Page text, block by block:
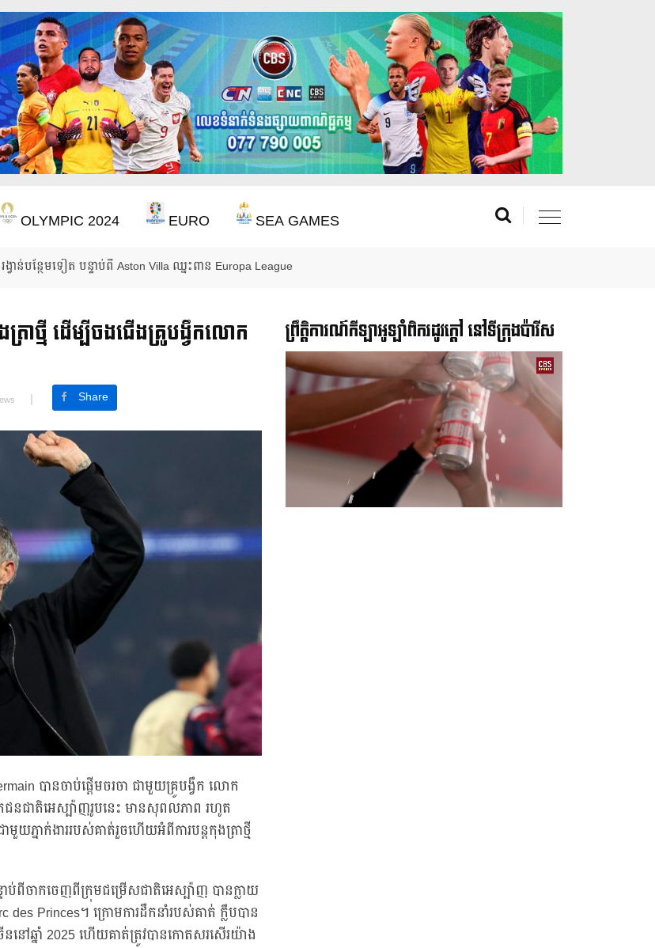
OLYMPIC 2024 EURO SEA GAMES
វាន់បន្ថែមទៀត បន្ទាប់ពី Aston Villa ឈ្នះពាន Europa League
ត្រាថ្មី ដើម្បីចងជើងគ្រូបង្វឹកលោក
Share
បានចាប់ផ្តើមចរចា ជាមួយគ្រូបង្វឹក លោក
វឹកជនជាតិអេស្ប៉ាញរូបនេះ មានសុពលភាព រហូត
មួយភ្នាក់ងាររបស់គាត់រួចហើយអំពីការបន្តកុងត្រាថ្មី
ប់ពីចាកចេញពីក្រុមជម្រើសជាតិអេស្ប៉ាញ បានក្លាយ
Princes។ ក្រោមការដឹកនាំរបស់គាត់ ក្លឹបបាន
ើននៅឆ្នាំ 2025 ហើយគាត់ត្រូវបានកោតសរសើរយ៉ាង
ព្រឹត្តិការណ៍កីឡាអូឡាំពិករដូវក្ដៅ នៅទីក្រុងប៉ារីស